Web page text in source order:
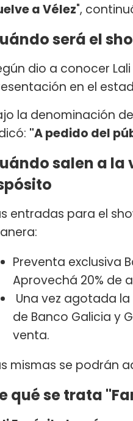
a Vélez",
será el
dio a conocer
en el
la denominación
"A pedido del
salen a la
entradas para el
Preventa exclusiva
Aprovechá 20% de
Una vez agotada
de Banco Galicia y
venta.
mismas se podrán
qué se trata